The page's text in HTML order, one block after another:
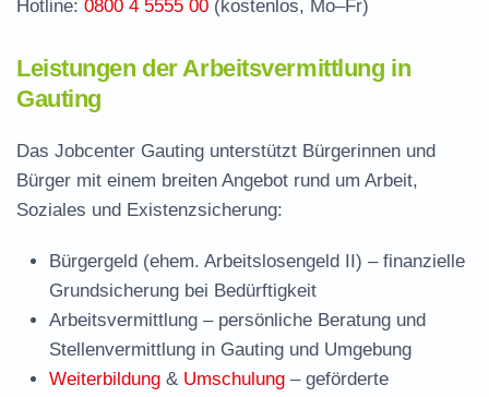
Hotline: 0800 4 5555 00 (kostenlos, Mo–Fr)
Leistungen der Arbeitsvermittlung in
Gauting
Das Jobcenter Gauting unterstützt Bürgerinnen und
Bürger mit einem breiten Angebot rund um Arbeit,
Soziales und Existenzsicherung:
Bürgergeld (ehem. Arbeitslosengeld II) – finanzielle
Grundsicherung bei Bedürftigkeit
Arbeitsvermittlung – persönliche Beratung und
Stellenvermittlung in Gauting und Umgebung
Weiterbildung & Umschulung – geförderte